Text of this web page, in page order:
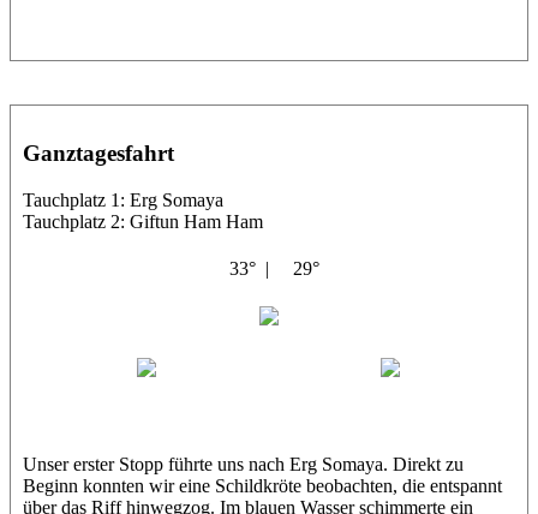
Ganztagesfahrt
Tauchplatz 1: Erg Somaya
Tauchplatz 2: Giftun Ham Ham
33° | 29°
Unser erster Stopp führte uns nach Erg Somaya. Direkt zu
Beginn konnten wir eine Schildkröte beobachten, die entspannt
über das Riff hinwegzog. Im blauen Wasser schimmerte ein